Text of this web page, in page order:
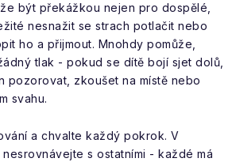
být překážkou nejen pro dospělé,
nesnažit se strach potlačit nebo
ho a přijmout. Mnohdy pomůže,
tlak - pokud se dítě bojí sjet dolů,
pozorovat, zkoušet na místě nebo
svahu.
a chvalte každý pokrok. V
s ostatními - každé má